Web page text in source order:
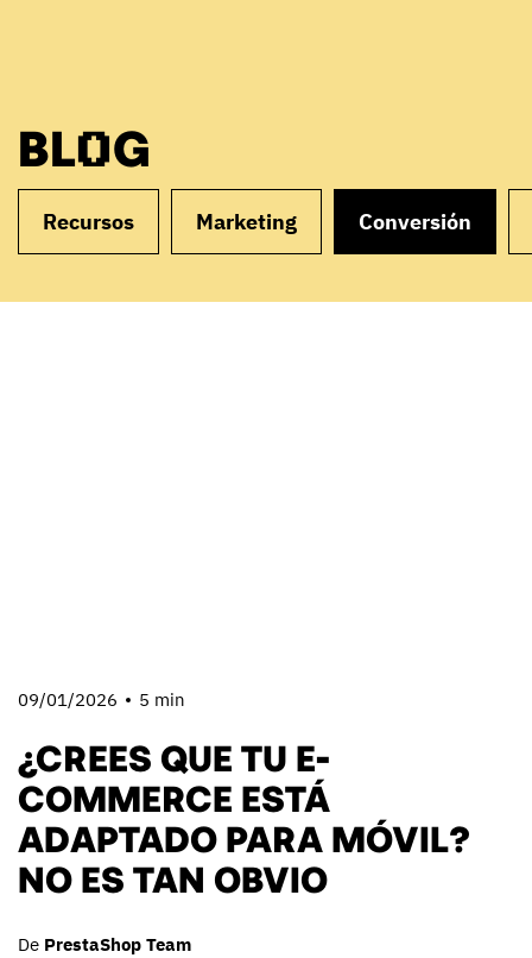
BLOG
Recursos Marketing Conversión
09/01/2026 5 min
¿CREES QUE TU E-
COMMERCE ESTÁ
ADAPTADO PARA MÓVIL?
NO ES TAN OBVIO
De PrestaShop Team